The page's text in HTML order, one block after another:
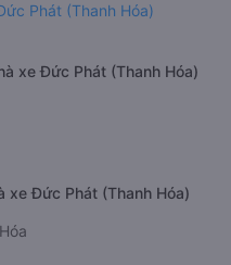
Phát (Thanh Hóa)
xe Đức Phát (Thanh Hóa)
xe Đức Phát (Thanh Hóa)